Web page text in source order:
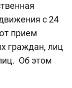
с 24
прием
граждан, лиц
Об этом